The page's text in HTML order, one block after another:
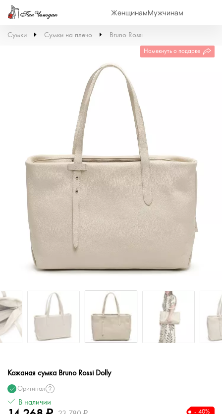
ЖенщинамМужчинам
Сумки Сумки на плечо Bruno Rossi
Намекнуть о подарке
Кожаная сумка Bruno Rossi Dolly
Оригинал
В наличии
- 40%